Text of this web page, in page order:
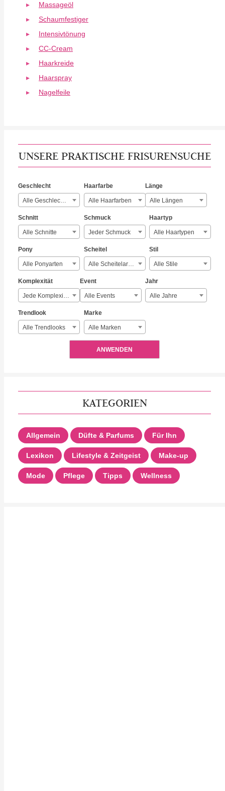
Massageöl
Schaumfestiger
Intensivtönung
CC-Cream
Haarkreide
Haarspray
Nagelfeile
UNSERE PRAKTISCHE FRISURENSUCHE
Geschlecht
Alle Geschlechter
Haarfarbe
Alle Haarfarben
Länge
Alle Längen
Schnitt
Alle Schnitte
Schmuck
Jeder Schmuck
Haartyp
Alle Haartypen
Pony
Alle Ponyarten
Scheitel
Alle Scheitelarten
Stil
Alle Stile
Komplexität
Jede Komplexität
Event
Alle Events
Jahr
Alle Jahre
Trendlook
Alle Trendlooks
Marke
Alle Marken
ANWENDEN
KATEGORIEN
Allgemein Düfte & Parfums Für Ihn
Lexikon Lifestyle & Zeitgeist Make-up
Mode Pflege Tipps Wellness